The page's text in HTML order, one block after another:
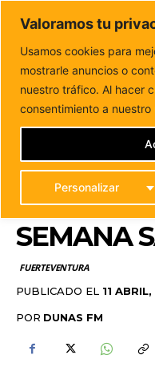
Valoramos tu
Usamos cookies para
mostrarle anuncios o
nuestro tráfico. Al hacer
consentimiento a nuestro
Personalizar
Tu
Inicio FUERTEVENTURA
varias playas de Antigua y
EL
LOS
PLAYAS
TUINEJE
SEMANA
FUERTEVENTURA
PUBLICADO EL 11
POR DUNAS FM